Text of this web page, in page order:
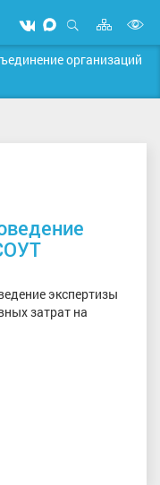
Мы
вконтакте
Мы
в
MAX
Открыть
поиск
Карта
сайта
организаций
экспертизы
затрат на